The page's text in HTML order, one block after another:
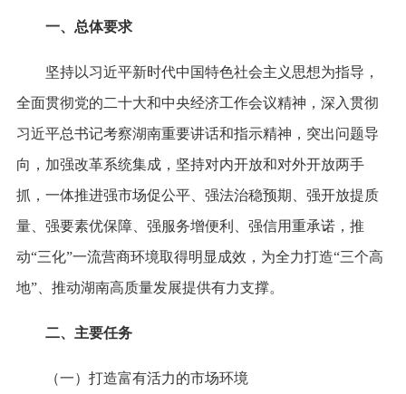
一、总体要求
坚持以习近平新时代中国特色社会主义思想为指导，
全面贯彻党的二十大和中央经济工作会议精神，深入贯彻
习近平总书记考察湖南重要讲话和指示精神，突出问题导
向，加强改革系统集成，坚持对内开放和对外开放两手
抓，一体推进强市场促公平、强法治稳预期、强开放提质
量、强要素优保障、强服务增便利、强信用重承诺，推
动“三化”一流营商环境取得明显成效，为全力打造“三个高
地”、推动湖南高质量发展提供有力支撑。
二、主要任务
（一）打造富有活力的市场环境